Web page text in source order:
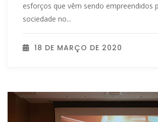
esforços que vêm sendo empreendidos
sociedade no...
18 DE MARÇO DE 2020